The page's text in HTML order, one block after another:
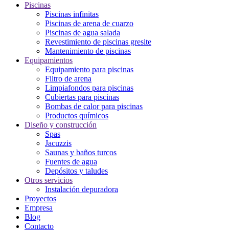
Piscinas
Piscinas infinitas
Piscinas de arena de cuarzo
Piscinas de agua salada
Revestimiento de piscinas gresite
Mantenimiento de piscinas
Equipamientos
Equipamiento para piscinas
Filtro de arena
Limpiafondos para piscinas
Cubiertas para piscinas
Bombas de calor para piscinas
Productos químicos
Diseño y construcción
Spas
Jacuzzis
Saunas y baños turcos
Fuentes de agua
Depósitos y taludes
Otros servicios
Instalación depuradora
Proyectos
Empresa
Blog
Contacto